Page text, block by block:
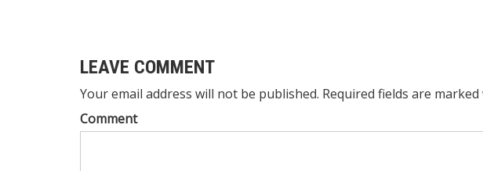
LEAVE COMMENT
Your email address will not be published. Required fields are
Comment